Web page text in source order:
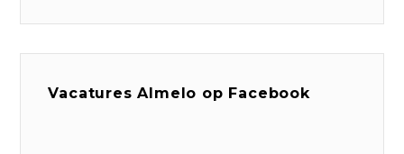
Vacatures Almelo op Facebook